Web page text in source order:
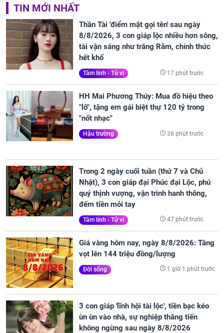
TIN MỚI NHẤT
Thần Tài 'điểm mặt gọi tên' sau ngày
8/8/2026, 3 con giáp lộc nhiều hơn sông,
tài vận sáng như trăng Rằm, chính thức
hết khổ
Tâm linh - Tử vi 17 phút trước
HH Mai Phương Thúy: Mua đồ hiệu theo
"lô", tặng em gái biệt thự 120 tỷ trong
"nốt nhạc"
Hậu trường 38 phút trước
Trong 2 ngày cuối tuần (thứ 7 và Chủ
Nhật), 3 con giáp đại Phúc đại Lộc, phú
quý thịnh vượng, vận trình hanh thông,
đếm tiền mỏi tay
Tâm linh - Tử vi 47 phút trước
Giá vàng hôm nay, ngày 8/8/2026: Tăng
vọt lên 144 triệu đồng/lượng
Đời sống 1 giờ 1 phút trước
3 con giáp 'lĩnh hội tài lộc', tiền bạc kéo
ùn ùn vào nhà, sự nghiệp thăng tiến
không ngừng sau ngày 8/8/2026